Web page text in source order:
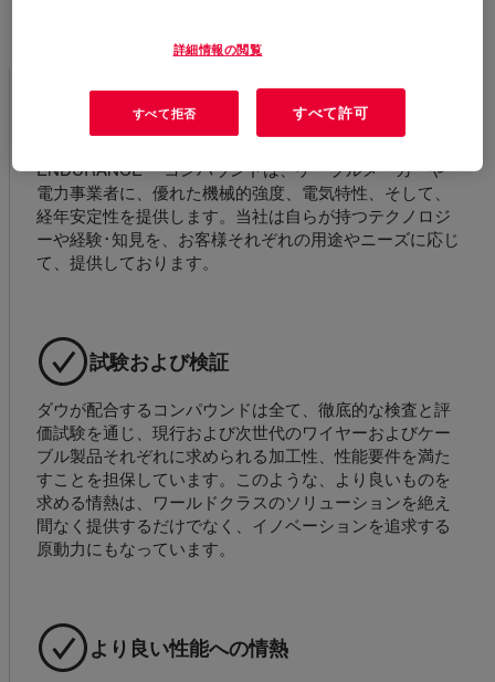
耐久性とカスタマイズ
ENDURANCE™ コンパウンドは、ケーブルメーカーや
電力事業者に、優れた機械的強度、電気特性、そして、
経年安定性を提供します。当社は自らが持つテクノロジ
ーや経験･知見を、お客様それぞれの用途やニーズに応じ
て、提供しております。
試験および検証
ダウが配合するコンパウンドは全て、徹底的な検査と評
価試験を通じ、現行および次世代のワイヤーおよびケー
ブル製品それぞれに求められる加工性、性能要件を満た
すことを担保しています。このような、より良いものを
求める情熱は、ワールドクラスのソリューションを絶え
間なく提供するだけでなく、イノベーションを追求する
原動力にもなっています。
より良い性能への情熱
詳細情報の閲覧
すべて拒否 すべて許可